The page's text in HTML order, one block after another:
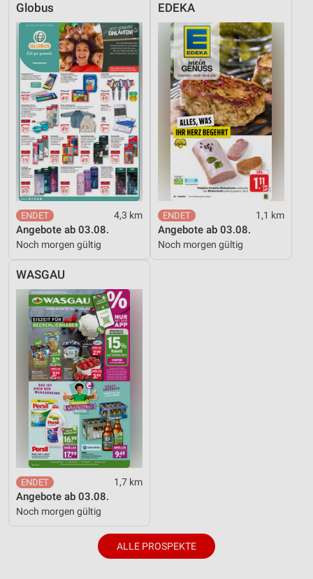
Globus
4,3 km
Angebote ab 03.08.
Noch morgen gültig
EDEKA
1,1 km
Angebote ab 03.08.
Noch morgen gültig
WASGAU
1,7 km
Angebote ab 03.08.
Noch morgen gültig
ALLE PROSPEKTE